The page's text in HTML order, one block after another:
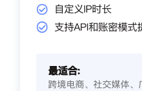
自定义IP时长
支持API和账密模式
最适合:
跨境电商、社交媒体